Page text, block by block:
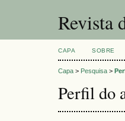
Revista
CAPA SOBRE
Capa > Pesquisa >
Perfil do